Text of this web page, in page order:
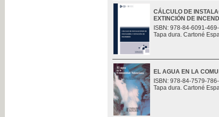
CÁLCULO DE
EXTINCIÓN DE
ISBN: 978-84-6091-
Tapa dura. Cartoné
EL AGUA EN LA
ISBN: 978-84-7579-
Tapa dura. Cartoné